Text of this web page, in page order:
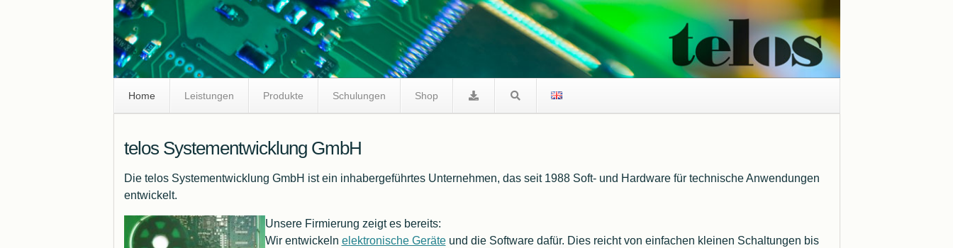
Navigation
Home Leistungen
Entwicklung
Produkte Schulungen Shop
telos Systementwicklung GmbH
Die telos Systementwicklung GmbH ist ein inhabergeführtes Unternehmen, das seit 1988 Soft- und Hardware für technische Anwendungen
entwickelt.
Unsere Firmierung zeigt es bereits:
Wir entwickeln elektronische Geräteund die Software dafür. Dies reicht von einfachen kleinen Schaltungen bis